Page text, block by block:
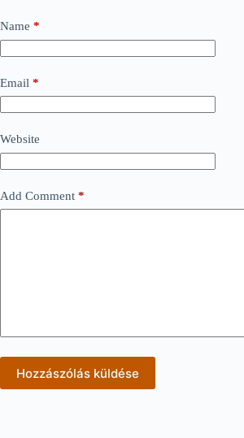
Name *
Email *
Website
Add Comment *
Hozzászólás küldése